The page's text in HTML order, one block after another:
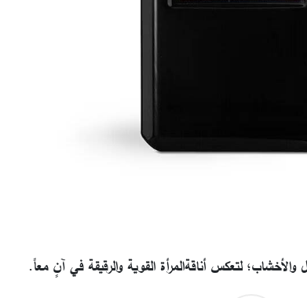
والأخشاب؛ لتعكس أناقةالمرأة القوية والرقيقة في آنٍ معاً.